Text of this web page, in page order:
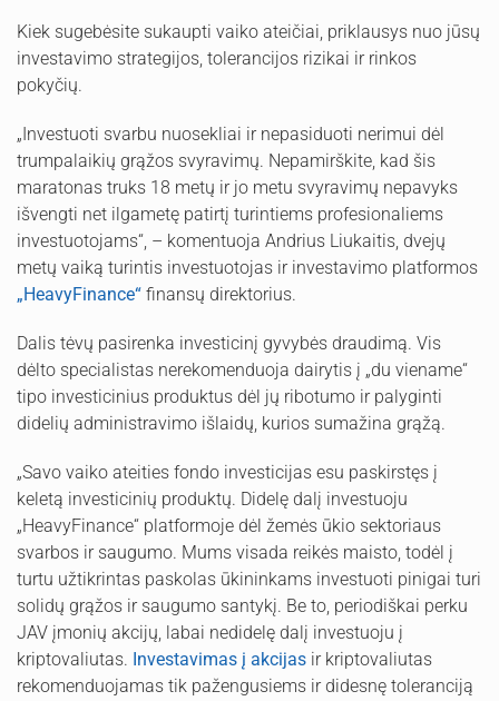
Kiek sugebėsite sukaupti vaiko ateičiai, priklausys nuo jūsų
investavimo strategijos, tolerancijos rizikai ir rinkos
pokyčių.
„Investuoti svarbu nuosekliai ir nepasiduoti nerimui dėl
trumpalaikių grąžos svyravimų. Nepamirškite, kad šis
maratonas truks 18 metų ir jo metu svyravimų nepavyks
išvengti net ilgametę patirtį turintiems profesionaliems
investuotojams“, – komentuoja Andrius Liukaitis, dvejų
metų vaiką turintis investuotojas ir investavimo platformos
„HeavyFinance“ finansų direktorius.
Dalis tėvų pasirenka investicinį gyvybės draudimą. Vis
dėlto specialistas nerekomenduoja dairytis į „du viename“
tipo investicinius produktus dėl jų ribotumo ir palyginti
didelių administravimo išlaidų, kurios sumažina grąžą.
„Savo vaiko ateities fondo investicijas esu paskirstęs į
keletą investicinių produktų. Didelę dalį investuoju
„HeavyFinance“ platformoje dėl žemės ūkio sektoriaus
svarbos ir saugumo. Mums visada reikės maisto, todėl į
turtu užtikrintas paskolas ūkininkams investuoti pinigai turi
solidų grąžos ir saugumo santykį. Be to, periodiškai perku
JAV įmonių akcijų, labai nedidelę dalį investuoju į
kriptovaliutas. Investavimas į akcijas ir kriptovaliutas
rekomenduojamas tik pažengusiems ir didesnę toleranciją